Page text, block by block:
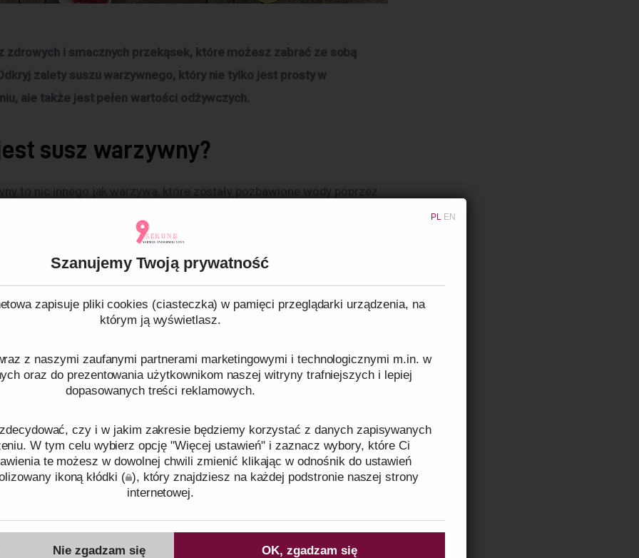
PL EN
Szanujemy Twoją prywatność
zapisuje pliki cookies (ciasteczka) w pamięci przeglądarki urządzenia, na
którym ją wyświetlasz.
z naszymi zaufanymi partnerami marketingowymi i technologicznymi m.in. w
oraz do prezentowania użytkownikom naszej witryny trafniejszych i lepiej
dopasowanych treści reklamowych.
czy i w jakim zakresie będziemy korzystać z danych zapisywanych
W tym celu wybierz opcję "Więcej ustawień" i zaznacz wybory, które Ci
te możesz w dowolnej chwili zmienić klikając w odnośnik do ustawień
ikoną kłódki ( ), który znajdziesz na każdej podstronie naszej strony
internetowej.
cookies oraz tego, w jaki sposób przetwarzamy dane przeczytasz wInformacji
o plikach cookiesoraz naszej Polityce prywatności.
Nie zgadzam się OK, zgadzam się
zdrowych i smacznych przekąsek, które możesz zabrać ze sobą
zalety suszu warzywnego, który nie tylko jest prosty w
ale także jest pełen wartości odżywczych.
susz warzywny?
to nic innego jak warzywa, które zostały pozbawione wody poprzez
pozwala na długotrwałe przechowywanie produktów bez utraty ich
Suszone warzywa można dodać do różnych potraw, takich
sałatki czy dania główne, dodając im głębi smaku i aromatu.
zalety suszu warzywnego?
ma wiele zalet. Przede wszystkim, pozbawione wody warzywa są
co ułatwia ich przechowywanie i transport. Susz warzywny jest
wygodny – możesz go zabrać ze sobą do pracy, na wycieczkę czy
mieć zawsze pod ręką zdrową przekąskę lub dodatek do potraw.
Suszone warzywa zachowują większość swoich wartości
dzięki czemu stają się one bardziej aromatyczne.